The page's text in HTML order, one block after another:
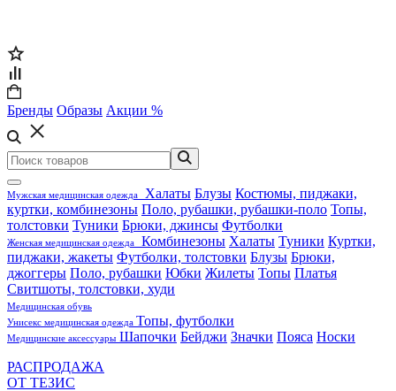
Бренды Образы Акции %
Мужская медицинская одежда Халаты Блузы Костюмы, пиджаки,
куртки, комбинезоны Поло, рубашки, рубашки-поло Топы,
толстовки Туники Брюки, джинсы Футболки
Женская медицинская одежда Комбинезоны Халаты Туники Куртки,
пиджаки, жакеты Футболки, толстовки Блузы Брюки,
джоггеры Поло, рубашки Юбки Жилеты Топы Платья
Свитшоты, толстовки, худи
Медицинская обувь
Унисекс медицинская одежда Топы, футболки
Медицинские аксессуары Шапочки Бейджи Значки Пояса Носки
РАСПРОДАЖА
ОТ ТЕЗИС